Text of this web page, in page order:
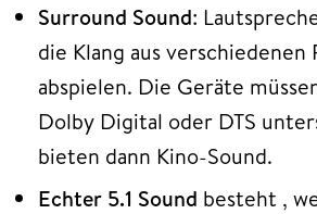
Surround Sound:
die Klang aus verschiedenen
abspielen. Die Geräte
Dolby Digital oder DTS
bieten dann Kino-Sound.
Echter 5.1 Sound besteht ,